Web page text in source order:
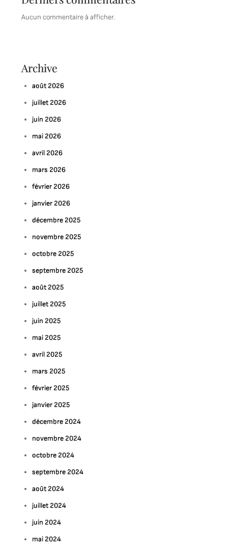
Aucun commentaire à afficher.
Archive
août 2026
juillet 2026
juin 2026
mai 2026
avril 2026
mars 2026
février 2026
janvier 2026
décembre 2025
novembre 2025
octobre 2025
septembre 2025
août 2025
juillet 2025
juin 2025
mai 2025
avril 2025
mars 2025
février 2025
janvier 2025
décembre 2024
novembre 2024
octobre 2024
septembre 2024
août 2024
juillet 2024
juin 2024
mai 2024